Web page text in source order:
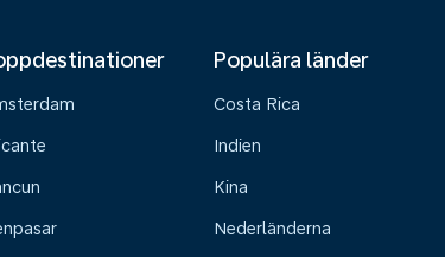
Populära länder
Costa Rica
Indien
Kina
Nederländerna